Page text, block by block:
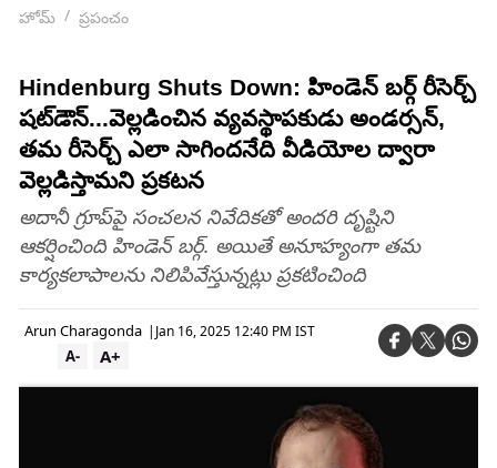
హోమ్ ప్రపంచం
Hindenburg Shuts Down: హిండెన్ బర్గ్ రీసెర్చ్
షట్‌డౌన్...వెల్లడించిన వ్యవస్థాపకుడు అండర్సన్,
తమ రీసెర్చ్‌ ఎలా సాగిందనేది వీడియోల ద్వారా
వెల్లడిస్తామని ప్రకటన
అదానీ గ్రూప్‌పై సంచలన నివేదికతో అందరి దృష్టిని
ఆకర్షించింది హిండెన్ బర్గ్. అయితే అనూహ్యంగా తమ
కార్యకలాపాలను నిలిపివేస్తున్నట్లు ప్రకటించింది
Arun Charagonda | Jan 16, 2025 12:40 PM IST
A+
A-